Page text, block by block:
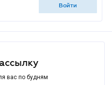
войти
вас по будням